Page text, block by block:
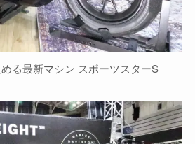
る最新マシン スポーツスターS